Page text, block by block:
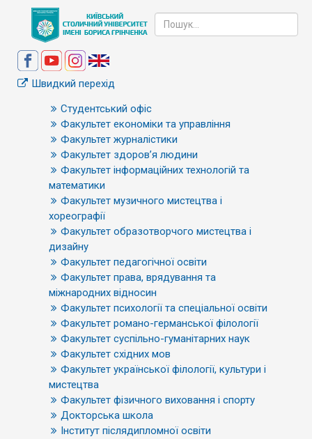
Швидкий перехід
Студентський офіс
Факультет економіки та управління
Факультет журналістики
Факультет здоров’я людини
Факультет інформаційних технологій та
математики
Факультет музичного мистецтва і
хореографії
Факультет образотворчого мистецтва і
дизайну
Факультет педагогічної освіти
Факультет права, врядування та
міжнародних відносин
Факультет психології та спеціальної освіти
Факультет романо-германської філології
Факультет суспільно-гуманітарних наук
Факультет східних мов
Факультет української філології, культури і
мистецтва
Факультет фізичного виховання і спорту
Докторська школа
Інститут післядипломної освіти